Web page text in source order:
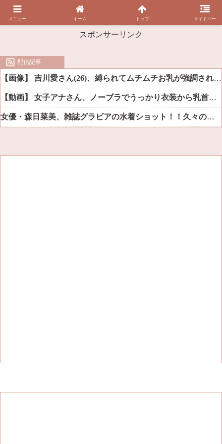
スポンサーリンク
配信記事
【画像】 吉川愛さん(26)、縛られてムチムチお乳が強調されてしまう
【動画】 女子アナさん、ノーブラでうっかり衣装から乳首が透けてしまう放送事故ｗｗｗ
女優・森日菜美、雑誌グラビアの水着ショット！！久々の姿にファン悶絶ｗｗ
メニュー ホーム トップ サイドバー